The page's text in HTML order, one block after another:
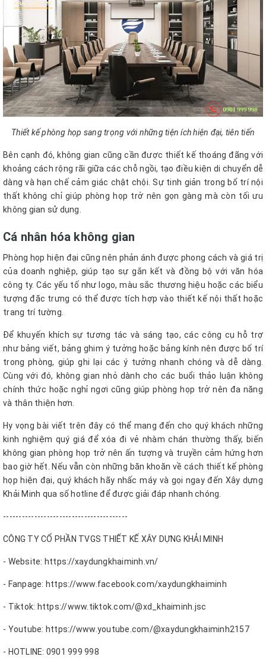
Thiết kế phòng họp sang trọng với những tiện ích hiện đại, tiên tiến
Bên cạnh đó, không gian cũng cần được thiết kế thoáng đãng với
khoảng cách rộng rãi giữa các chỗ ngồi, tạo điều kiện di chuyển dễ
dàng và hạn chế cảm giác chật chội. Sự tinh giản trong bố trí nội
thất không chỉ giúp phòng họp trở nên gọn gàng mà còn tối ưu
không gian sử dụng.
Cá nhân hóa không gian
Phòng họp hiện đại cũng nên phản ánh được phong cách và giá trị
của doanh nghiệp, giúp tạo sự gắn kết và đồng bộ với văn hóa
công ty. Các yếu tố như logo, màu sắc thương hiệu hoặc các biểu
tượng đặc trưng có thể được tích hợp vào thiết kế nội thất hoặc
trang trí tường.
Để khuyến khích sự tương tác và sáng tạo, các công cụ hỗ trợ
như bảng viết, bảng ghim ý tưởng hoặc bảng kính nên được bố trí
trong phòng, giúp ghi lại các ý tưởng nhanh chóng và dễ dàng.
Cùng với đó, không gian nhỏ dành cho các buổi thảo luận không
chính thức hoặc nghỉ ngơi cũng giúp phòng họp trở nên đa năng
và thân thiện hơn.
Hy vọng bài viết trên đây có thể mang đến cho quý khách những
kinh nghiệm quý giá để xóa đi vẻ nhàm chán thường thấy, biến
không gian phòng họp trở nên ấn tượng và truyền cảm hứng hơn
bao giờ hết. Nếu vẫn còn những băn khoăn về cách thiết kế phòng
họp hiện đại, quý khách hãy nhấc máy và gọi ngay đến Xây dựng
Khải Minh qua số hotline để được giải đáp nhanh chóng.
----------------------------------------
CÔNG TY CỔ PHẦN TVGS THIẾT KẾ XÂY DỰNG KHẢI MINH
- Website: https://xaydungkhaiminh.vn/
- Fanpage: https://www.facebook.com/xaydungkhaiminh
- Tiktok: https://www.tiktok.com/@xd_khaiminh.jsc
- Youtube: https://www.youtube.com/@xaydungkhaiminh2157
- HOTLINE: 0901 999 998